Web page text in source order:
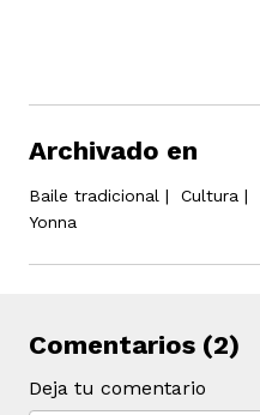
Archivado en
Baile tradicional | Cultura |
Yonna
Comentarios (2)
Deja tu comentario